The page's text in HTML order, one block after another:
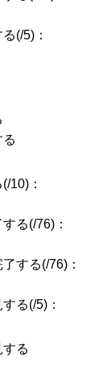
(/5)：
10)：
る(/76)：
する(/76)：
る(/5)：
る